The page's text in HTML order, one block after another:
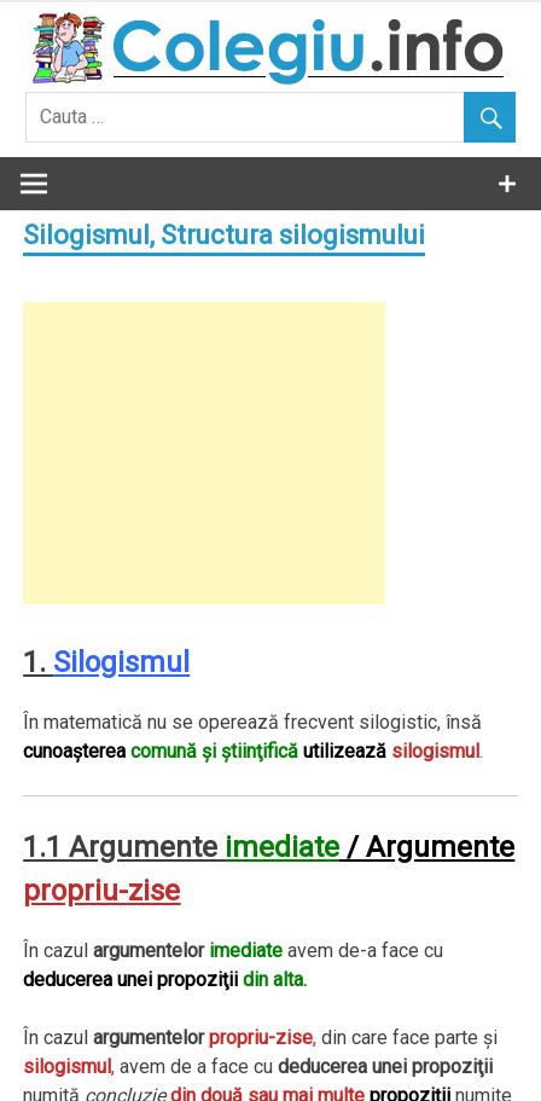
content
Silogismul, Structura silogismului
1. Silogismul
În matematică nu se operează frecvent silogistic, însă
cunoaştereacomună şi ştiinţifică utilizează silogismul.
1.1 Argumente imediate / Argumente
propriu-zise
În cazulargumentelor imediate avem de-a face cu
deducereaunei propoziţii din alta.
În cazulargumentelorpropriu-zise, din care face parte şi
silogismul, avem de a face cudeducerea unei propoziţii
numită concluziedin două sau mai multe propoziţii numite